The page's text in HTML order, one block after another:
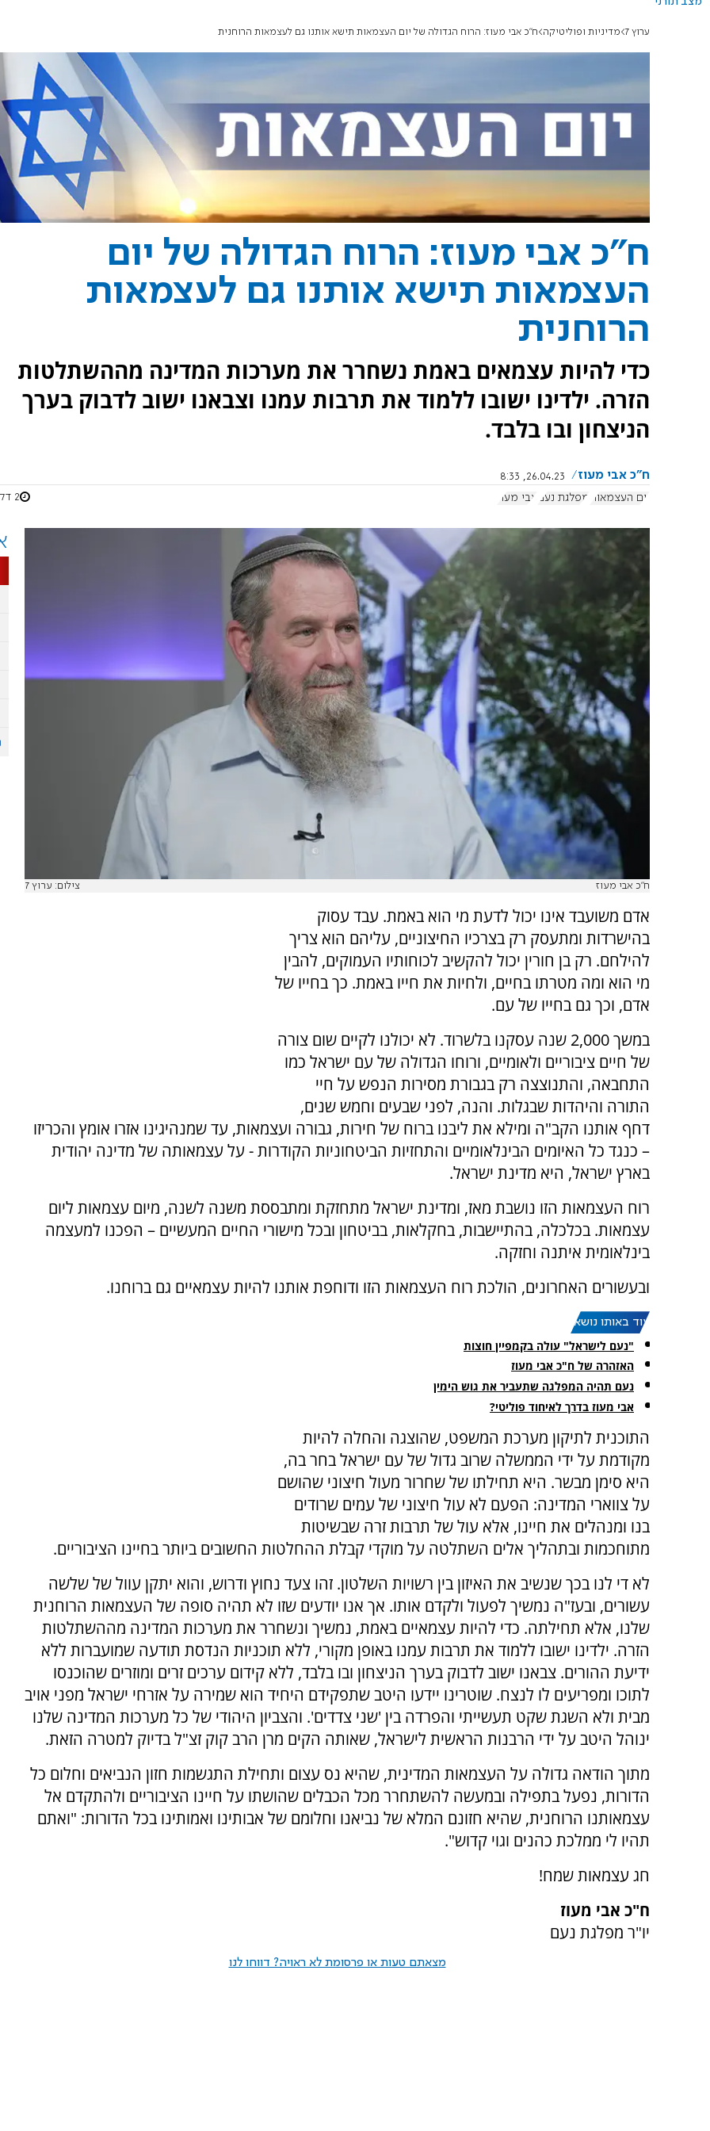
ערוץ 7 מדיניות ופוליטיקה ח"כ אבי מעוז: הרוח הגדולה של יום העצמאות תישא אותנו גם לעצמאות הרוחנית
ח"כ אבי מעוז: הרוח הגדולה של יום
העצמאות תישא אותנו גם לעצמאות
הרוחנית
כדי להיות עצמאים באמת נשחרר את מערכות המדינה מההשתלטות
הזרה. ילדינו ישובו ללמוד את תרבות עמנו וצבאנו ישוב לדבוק בערך
הניצחון ובו בלבד.
ח"כ אבי מעוז
26.04.23, 8:33
יום העצמאות
מפלגת נעם אבי מעוז 2 דקות
ח"כ אבי מעוז צילום: ערוץ 7
אדם משועבד אינו יכול לדעת מי הוא באמת. עבד עסוק
בהישרדות ומתעסק רק בצרכיו החיצוניים, עליהם הוא צריך
להילחם. רק בן חורין יכול להקשיב לכוחותיו העמוקים, להבין
מי הוא ומה מטרתו בחיים, ולחיות את חייו באמת. כך בחייו של
אדם, וכך גם בחייו של עם.
במשך 2,000 שנה עסקנו בלשרוד. לא יכולנו לקיים שום צורה
של חיים ציבוריים ולאומיים, ורוחו הגדולה של עם ישראל כמו
התחבאה, והתנוצצה רק בגבורת מסירות הנפש על חיי
התורה והיהדות שבגלות. והנה, לפני שבעים וחמש שנים,
דחף אותנו הקב"ה ומילא את ליבנו ברוח של חירות, גבורה ועצמאות, עד שמנהיגינו אזרו אומץ והכריזו
– כנגד כל האיומים הבינלאומיים והתחזיות הביטחוניות הקודרות - על עצמאותה של מדינה יהודית
בארץ ישראל, היא מדינת ישראל.
רוח העצמאות הזו נושבת מאז, ומדינת ישראל מתחזקת ומתבססת משנה לשנה, מיום עצמאות ליום
עצמאות. בכלכלה, בהתיישבות, בחקלאות, בביטחון ובכל מישורי החיים המעשיים – הפכנו למעצמה
בינלאומית איתנה וחזקה.
ובעשורים האחרונים, הולכת רוח העצמאות הזו ודוחפת אותנו להיות עצמאיים גם ברוחנו.
עוד באותו נושא:
"נעם לישראל" עולה בקמפיין חוצות
האזהרה של ח"כ אבי מעוז
נעם תהיה המפלגה שתעביר את גוש הימין
אבי מעוז בדרך לאיחוד פוליטי?
התוכנית לתיקון מערכת המשפט, שהוצגה והחלה להיות
מקודמת על ידי הממשלה שרוב גדול של עם ישראל בחר בה,
היא סימן מבשר. היא תחילתו של שחרור מעול חיצוני שהושם
על צווארי המדינה: הפעם לא עול חיצוני של עמים שרודים
בנו ומנהלים את חיינו, אלא עול של תרבות זרה שבשיטות
מתוחכמות ובתהליך אלים השתלטה על מוקדי קבלת ההחלטות החשובים ביותר בחיינו הציבוריים.
לא די לנו בכך שנשיב את האיזון בין רשויות השלטון. זהו צעד נחוץ ודרוש, והוא יתקן עוול של שלשה
עשורים, ובעז"ה נמשיך לפעול ולקדם אותו. אך אנו יודעים שזו לא תהיה סופה של העצמאות הרוחנית
שלנו, אלא תחילתה. כדי להיות עצמאיים באמת, נמשיך ונשחרר את מערכות המדינה מההשתלטות
הזרה. ילדינו ישובו ללמוד את תרבות עמנו באופן מקורי, ללא תוכניות הנדסת תודעה שמועברות ללא
ידיעת ההורים. צבאנו ישוב לדבוק בערך הניצחון ובו בלבד, ללא קידום ערכים זרים ומוזרים שהוכנסו
לתוכו ומפריעים לו לנצח. שוטרינו יידעו היטב שתפקידם היחיד הוא שמירה על אזרחי ישראל מפני אויב
מבית ולא השגת שקט תעשייתי והפרדה בין 'שני צדדים'. והצביון היהודי של כל מערכות המדינה שלנו
ינוהל היטב על ידי הרבנות הראשית לישראל, שאותה הקים מרן הרב קוק זצ"ל בדיוק למטרה הזאת.
מתוך הודאה גדולה על העצמאות המדינית, שהיא נס עצום ותחילת התגשמות חזון הנביאים וחלום כל
הדורות, נפעל בתפילה ובמעשה להשתחרר מכל הכבלים שהושתו על חיינו הציבוריים ולהתקדם אל
עצמאותנו הרוחנית, שהיא חזונם המלא של נביאנו וחלומם של אבותינו ואמותינו בכל הדורות: "ואתם
תהיו לי ממלכת כהנים וגוי קדוש".
חג עצמאות שמח!
ח"כ אבי מעוז
יו"ר מפלגת נעם
מצאתם טעות או פרסומת לא ראויה? דווחו לנו